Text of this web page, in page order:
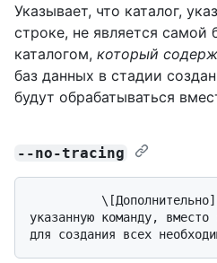
Указывает, что каталог,
строке, не является самой
каталогом, который
баз данных в стадии
будут обрабатываться
--no-tracing
указанную команду, вместо